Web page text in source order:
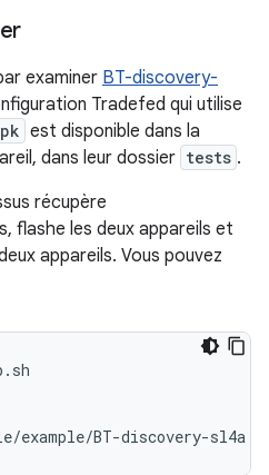
examiner BT-discovery-
Tradefed qui utilise
est disponible dans la
dans leur dossier tests .
récupère
flashe les deux appareils et
appareils. Vous pouvez